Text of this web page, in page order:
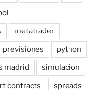
metatrader
previsiones python
madrid simulacion
contracts spreads